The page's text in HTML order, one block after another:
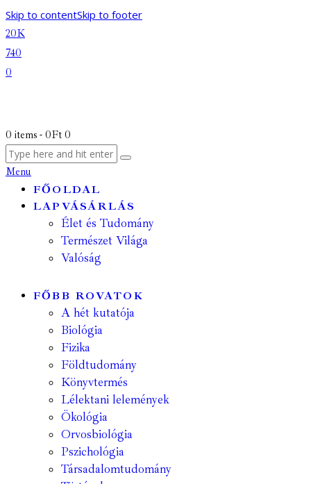
Skip to contentSkip to footer
20K
740
0
0 items - 0Ft 0
Menu
FŐOLDAL
LAPVÁSÁRLÁS
Élet és Tudomány
Természet Világa
Valóság
FŐBB ROVATOK
A hét kutatója
Biológia
Fizika
Földtudomány
Könyvtermés
Lélektani lelemények
Ökológia
Orvosbiológia
Pszichológia
Társadalomtudomány